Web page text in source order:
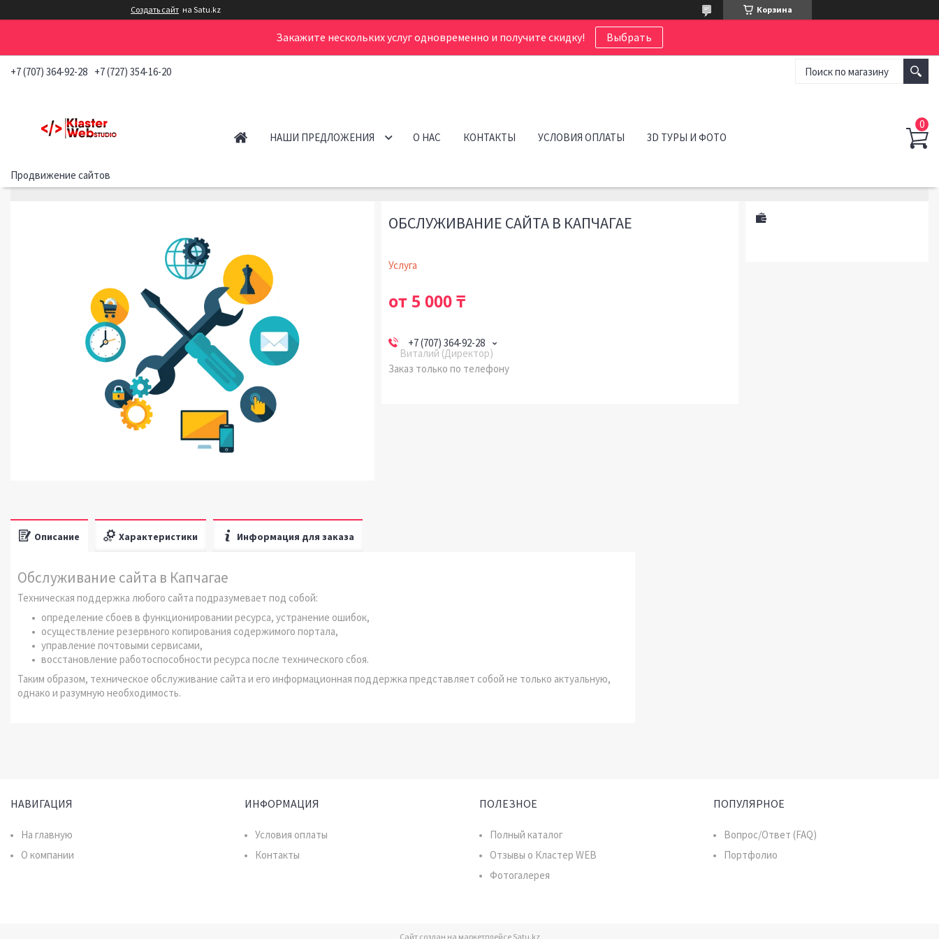
Создать сайт на Satu.kz Корзина
Закажите нескольких услуг одновременно и получите скидку! Выбрать
+7 (707) 364-92-28 +7 (727) 354-16-20
Продвижение сайтов
НАШИ ПРЕДЛОЖЕНИЯ О НАС КОНТАКТЫ УСЛОВИЯ ОПЛАТЫ 3D ТУРЫ И ФОТО
ОБСЛУЖИВАНИЕ САЙТА В КАПЧАГАЕ
Услуга
от 5 000 ₸
+7 (707) 364-92-28
Виталий (Директор)
Заказ только по телефону
Описание Характеристики Информация для заказа
Обслуживание сайта в Капчагае
Техническая поддержка любого сайта подразумевает под собой:
определение сбоев в функционировании ресурса, устранение ошибок,
осуществление резервного копирования содержимого портала,
управление почтовыми сервисами,
восстановление работоспособности ресурса после технического сбоя.
Таким образом, техническое обслуживание сайта и его информационная поддержка представляет собой не только актуальную,
однако и разумную необходимость.
НАВИГАЦИЯ
На главную
О компании
ИНФОРМАЦИЯ
Условия оплаты
Контакты
ПОЛЕЗНОЕ
Полный каталог
Отзывы о Кластер WEB
Фотогалерея
ПОПУЛЯРНОЕ
Вопрос/Ответ (FAQ)
Портфолио
Сайт создан на маркетплейсе Satu.kz